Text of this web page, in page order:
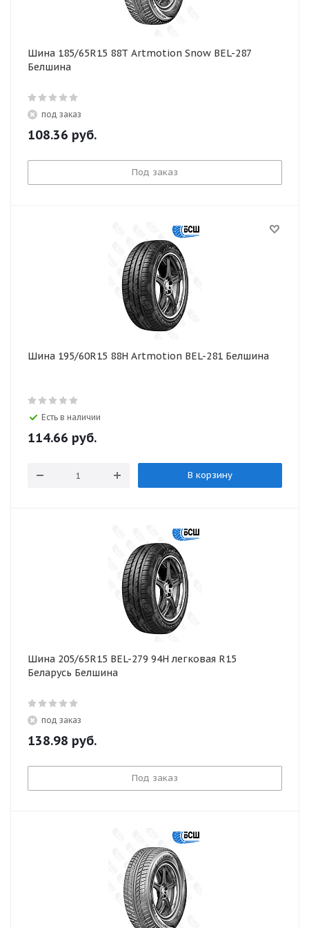
Шина 185/65R15 88T Artmotion Snow BEL-287
Белшина
под заказ
108.36 руб.
Под заказ
Шина 195/60R15 88H Artmotion BEL-281 Белшина
Есть в наличии
114.66 руб.
В корзину
Шина 205/65R15 BEL-279 94H легковая R15
Беларусь Белшина
под заказ
138.98 руб.
Под заказ